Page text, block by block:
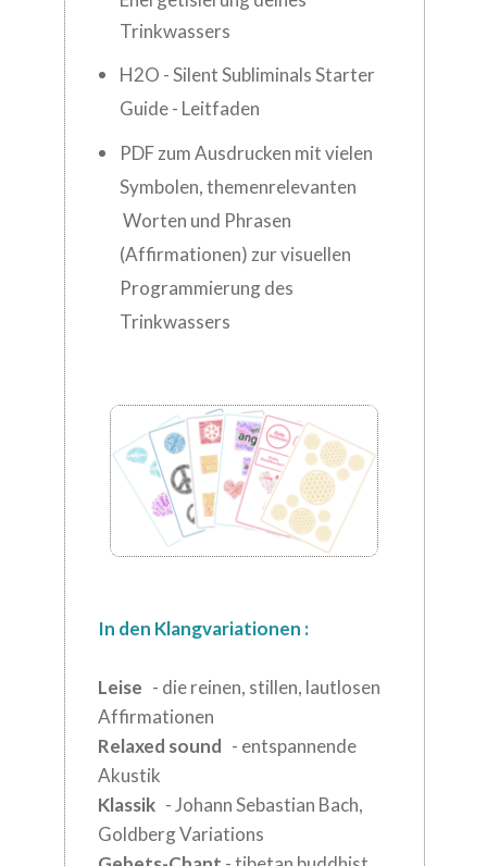
Trinkwassers
H2O - Silent Subliminals Starter
Guide - Leitfaden
PDF zum Ausdrucken mit vielen
Symbolen, themenrelevanten
Worten und Phrasen
(Affirmationen) zur visuellen
Programmierung des
Trinkwassers
In den Klangvariationen :
Leise - die reinen, stillen, lautlosen
Affirmationen
Relaxed sound - entspannende
Akustik
Klassik - Johann Sebastian Bach,
Goldberg Variations